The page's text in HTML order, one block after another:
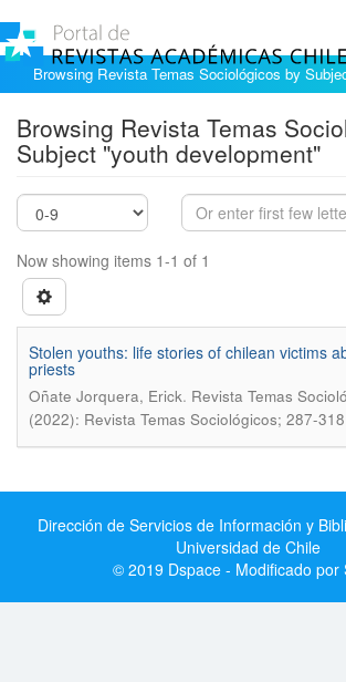
Browsing Revista Temas Sociológicos by
Browsing Revista Temas
Subject "youth development"
Now showing items 1-1 of 1
Stolen youths: life stories of chilean victims
priests
Oñate Jorquera, Erick. Revista Temas
(2022): Revista Temas Sociológicos; 287-318
Dirección de Servicios de Información y
Universidad de Chile
© 2019 Dspace - Modificado por